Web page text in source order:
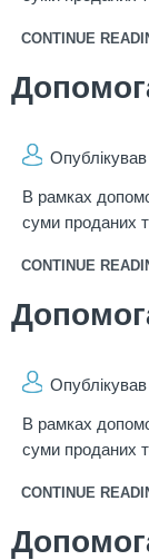
CONTINUE
В рамках
суми проданих
CONTINUE
В рамках
суми проданих
CONTINUE